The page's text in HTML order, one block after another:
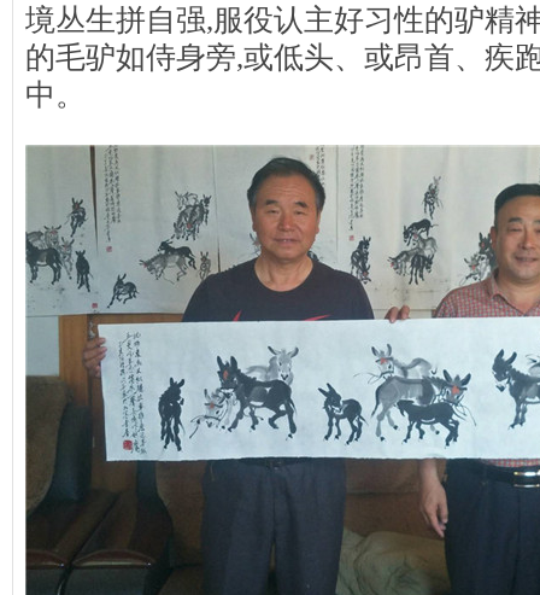
境丛生拼自强,服役认主好习性的驴精
的毛驴如侍身旁,或低头、或昂首、疾
中。